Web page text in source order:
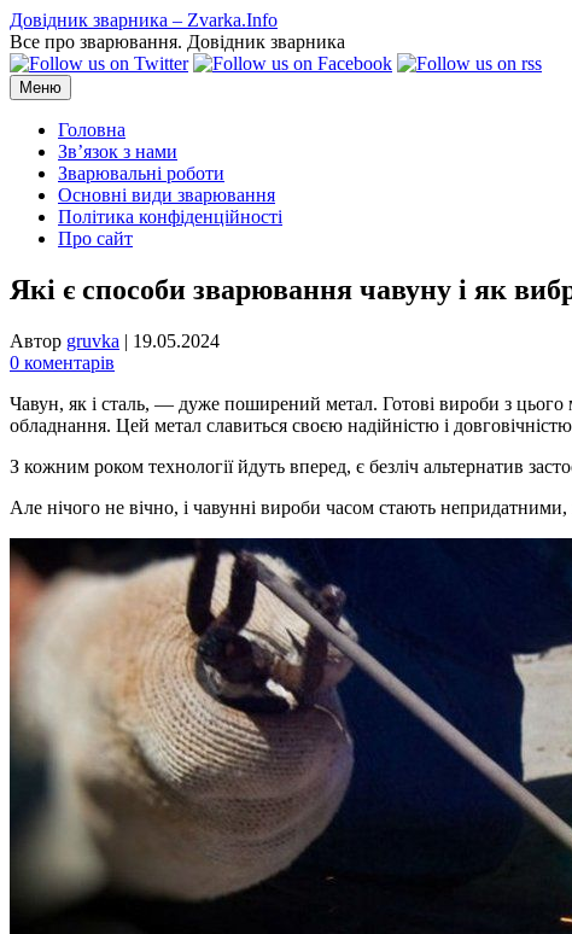
Перейти
до
вмісту
Довідник зварника – Zvarka.Info
Все про зварювання. Довідник зварника
Меню
Головна
Зв’язок з нами
Зварювальні роботи
Основні види зварювання
Політика конфіденційності
Про сайт
Які є способи зварювання чавуну і як
Автор gruvka | 19.05.2024
0 коментарів
Чавун, як і сталь, — дуже поширений метал. Готові вироби з цього
обладнання. Цей метал славиться своєю надійністю і
З кожним роком технології йдуть вперед, є безліч альтернатив
Але нічого не вічно, і чавунні вироби часом стають